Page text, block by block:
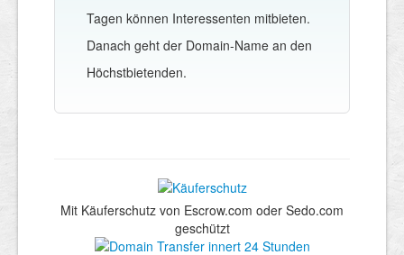
Tagen können Interessenten mitbieten.
Danach geht der Domain-Name an den
Höchstbietenden.
Mit Käuferschutz von Escrow.com oder Sedo.com
geschützt